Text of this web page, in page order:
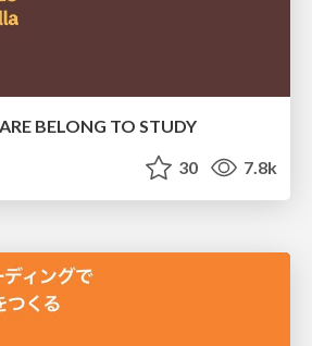
BELONG TO STUDY
30 7.8k